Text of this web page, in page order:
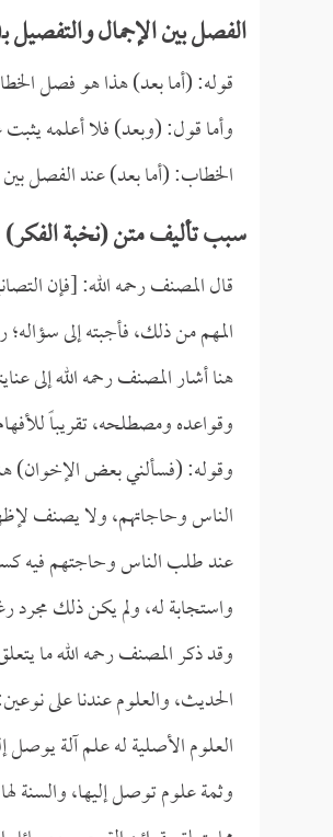
الفصل بين الإجمال والتفصيل
قوله: (أما بعد) هذا هو فصل
وأما قول: (وبعد) فلا أعلمه
الخطاب: (أما بعد) عند الفصل
سبب تأليف متن (نخبة الفكر)
قال المصنف رحمه الله: [فإن
المهم من ذلك، فأجبته إلى
هنا أشار المصنف رحمه الله إلى
وقواعده ومصطلحه، تقريباً
وقوله: (فسألني بعض الإخوان)
الناس وحاجاتهم، ولا يصنف
عند طلب الناس وحاجتهم فيه كسر
واستجابة له، ولم يكن ذلك مجرد
وقد ذكر المصنف رحمه الله ما
الحديث، والعلوم عندنا على
العلوم الأصلية له علم آلة يوصل
وثمة علوم توصل إليها، والسنة